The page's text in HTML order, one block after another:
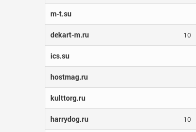
m-t.su
dekart-m.ru 10
ics.su
hostmag.ru
kulttorg.ru
harrydog.ru 10